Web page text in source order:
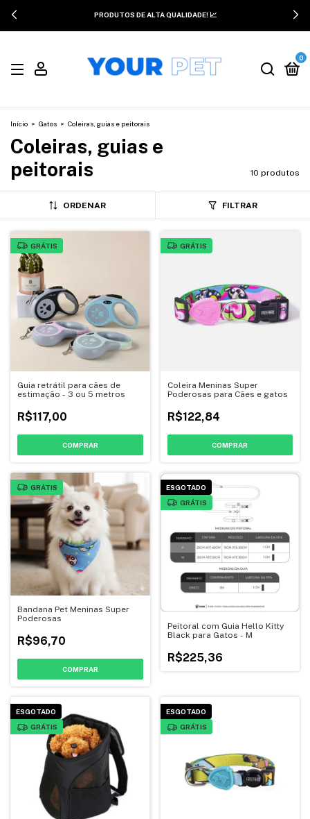
PRODUTOS DE ALTA QUALIDADE! 📈
0
Início > Gatos > Coleiras, guias e peitorais
Coleiras, guias e
peitorais
10 produtos
ORDENAR FILTRAR
GRÁTIS
Guia retrátil para cães de
estimação - 3 ou 5 metros
R$117,00
COMPRAR
GRÁTIS
Coleira Meninas Super
Poderosas para Cães e gatos
R$122,84
COMPRAR
GRÁTIS
Bandana Pet Meninas Super
Poderosas
R$96,70
COMPRAR
ESGOTADO
GRÁTIS
Peitoral com Guia Hello Kitty
Black para Gatos - M
R$225,36
ESGOTADO
GRÁTIS
ESGOTADO
GRÁTIS